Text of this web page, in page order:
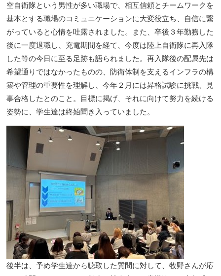
空自衛隊という男性が多い職場で、相互信頼とチームワークを
基本とする職場のコミュニケーションに大変役立ち、自信に繋
がっていると心情を吐露されました。また、卒後３年勤務した
後に一度退職し、充電期間を経て、今度は陸上自衛隊に再入隊
した等の今日に至る足跡も語られました。再入隊後の配属先は
希望通りではなかったものの、防衛体制を支えるインフラの構
築や管理の重要性を理解し、今年２月には昇格試験に挑戦、見
事合格したとのこと。目標に掲げ、それに向けて努力を続ける
姿勢に、学生達は終始聞き入っていました。
後半は、予め学生達から聴取した質問に対して、牧野さんが応